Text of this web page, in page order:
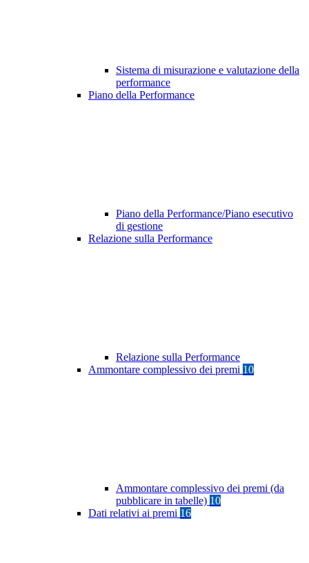
Sistema di misurazione e valutazione della
performance
Piano della Performance
Piano della Performance/Piano esecutivo
di gestione
Relazione sulla Performance
Relazione sulla Performance
Ammontare complessivo dei premi 10
Ammontare complessivo dei premi (da
pubblicare in tabelle) 10
Dati relativi ai premi 16